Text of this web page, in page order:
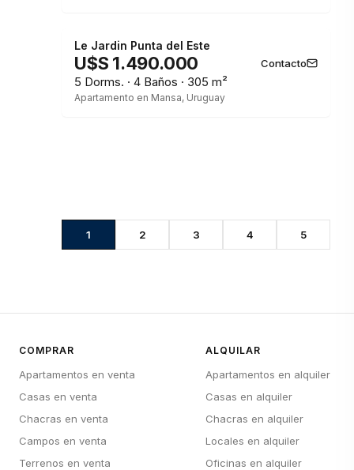
Le Jardin Punta del Este
U$S 1.490.000 Contacto
5 Dorms. · 4 Baños · 305 m²
Apartamento en Mansa, Uruguay
1 2 3 4 5
COMPRAR
Apartamentos en venta
Casas en venta
Chacras en venta
Campos en venta
Terrenos en venta
ALQUILAR
Apartamentos en alquiler
Casas en alquiler
Chacras en alquiler
Locales en alquiler
Oficinas en alquiler